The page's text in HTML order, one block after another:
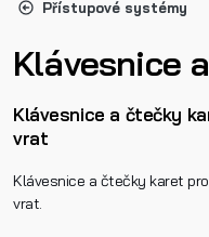
Přístupové systémy
Klávesnice
Klávesnice a čtečky
vrat
Klávesnice a čtečky karet
vrat.